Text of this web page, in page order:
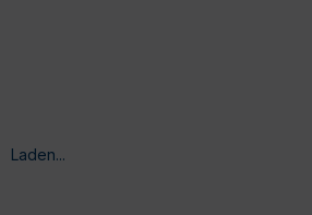
Laden...